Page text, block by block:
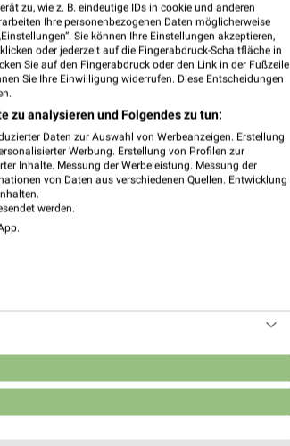
zu, wie z. B. eindeutige IDs in cookie und anderen
Ihre personenbezogenen Daten möglicherweise
Sie können Ihre Einstellungen akzeptieren,
oder jederzeit auf die Fingerabdruck-Schaltfläche in
Sie auf den Fingerabdruck oder den Link in der Fußzeile
Sie Ihre Einwilligung widerrufen. Diese Entscheidungen
zu analysieren und Folgendes zu tun:
Daten zur Auswahl von Werbeanzeigen. Erstellung
Werbung. Erstellung von Profilen zur
Inhalte. Messung der Werbeleistung. Messung der
von Daten aus verschiedenen Quellen. Entwicklung
werden.